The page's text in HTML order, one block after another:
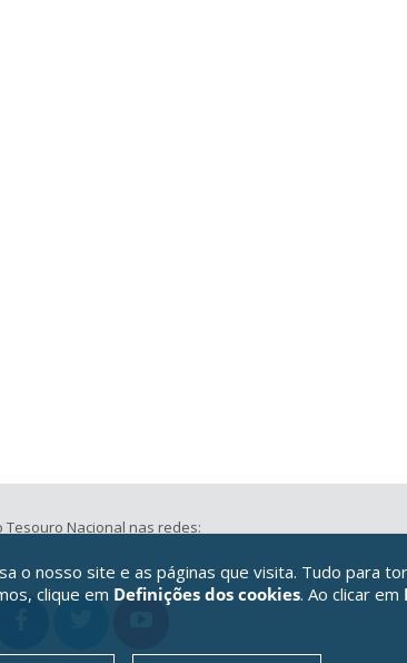
Tesouro Nacional nas redes:
o nosso site e as páginas que visita. Tudo para
clique em Definições dos cookies. Ao clicar em